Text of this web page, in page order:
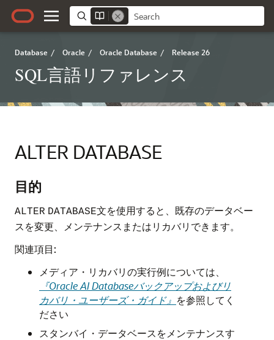
Database / Oracle / Oracle Database / Release 26
SQL言語リファレンス
ALTER DATABASE
目的
ALTER DATABASE文を使用すると、既存のデータベー
スを変更、メンテナンスまたはリカバリできます。
関連項目:
メディア・リカバリの実行例については、
『Oracle AI Databaseバックアップおよびリ
カバリ・ユーザーズ・ガイド』 を参照してく
ださい
スタンバイ・データベースをメンテナンスす